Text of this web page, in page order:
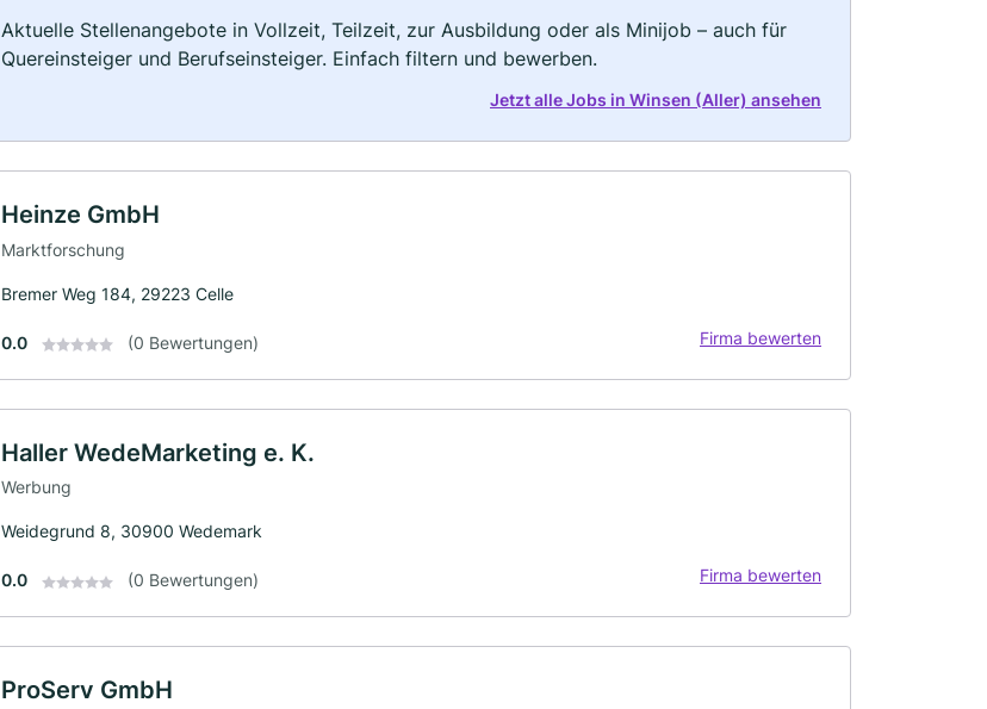
Aktuelle Stellenangebote in Vollzeit, Teilzeit, zur Ausbildung oder als Minijob – auch für
Quereinsteiger und Berufseinsteiger. Einfach filtern und bewerben.
Jetzt alle Jobs in Winsen (Aller) ansehen
Heinze GmbH
Marktforschung
Bremer Weg 184, 29223 Celle
0.0 (0 Bewertungen) Firma bewerten
Haller WedeMarketing e. K.
Werbung
Weidegrund 8, 30900 Wedemark
0.0 (0 Bewertungen) Firma bewerten
ProServ GmbH